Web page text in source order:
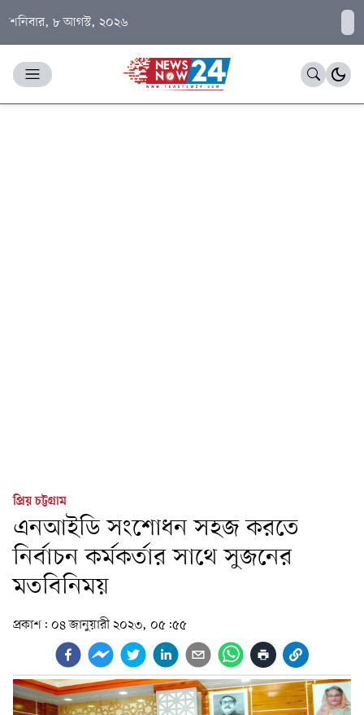
শনিবার, ৮ আগস্ট, ২০২৬
প্রিয় চট্টগ্রাম
এনআইডি সংশোধন সহজ করতে
নির্বাচন কর্মকর্তার সাথে সুজনের
মতবিনিময়
প্রকাশ: ০৪ জানুয়ারী ২০২৩, ০৫:৫৫